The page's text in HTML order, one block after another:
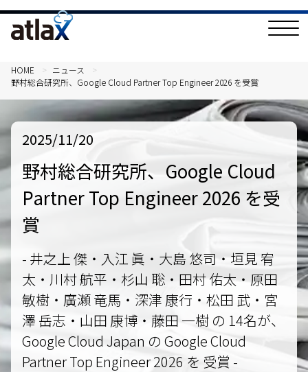
T
o
a
v
i
HOME
ニュース
野村総合研究所、Google Cloud Partner Top Engineer 2026 を受賞
2025/11/20
野村総合研究所、Google Cloud
Partner Top Engineer 2026 を受
賞
- 井之上 傑・入江 眞・大島 悠司・垣見 宥
太・川村 航平・杉山 聡・田村 佑太・原田
敏樹・廣瀬 竜馬・深津 康行・松田 武・宮
澤 岳志・山田 康博・藤田 一樹 の 14名が、
Google Cloud Japan の Google Cloud
Partner Top Engineer 2026 を 受賞 -